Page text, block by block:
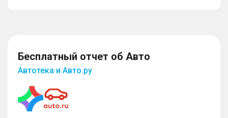
Бесплатный отчет об Авто
Автотека и Авто.ру